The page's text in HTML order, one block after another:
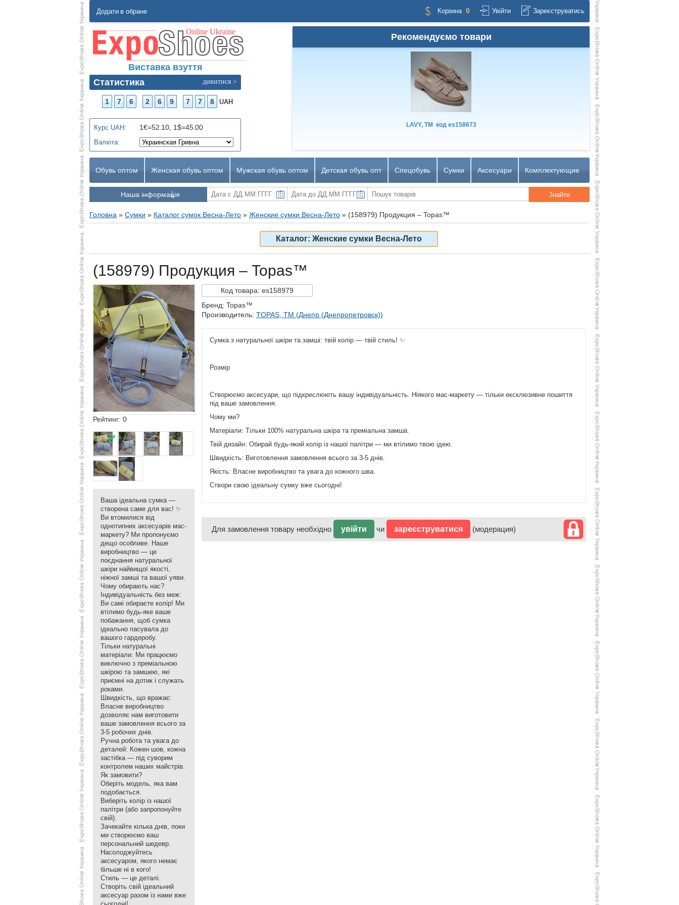
Додати в обране Корзина 0 Увійти Зареєструватись
Виставка взуття
Статистика
дивитися >
1 7 6 2 6 9 7 7 8 UAH
Курс UAH: 1€=52.10, 1$=45.00
Валюта:
Рекомендуємо товари
LAVY, TM кодes158673
Обувь оптом Женская обувь оптом Мужская обувь оптом Детская обувь опт Спецобувь Сумки Аксесуари Комплектующие
Наша інформація
Головна » Сумки » Каталог сумок Весна-Лето » Женские сумки Весна-Лето » (158979) Продукция – Topas™
Каталог: Женские сумки Весна-Лето
(158979) Продукция – Topas™
Рейтинг: 0
​Ваша ідеальна сумка —
створена саме для вас! ✨
​Ви втомилися від
однотипних аксесуарів мас-
маркету? Ми пропонуємо
дещо особливе. Наше
виробництво — це
поєднання натуральної
шкіри найвищої якості,
ніжної замші та вашої уяви.
​Чому обирають нас?
​Індивідуальність без меж:
Ви самі обираєте колір! Ми
втілимо будь-яке ваше
побажання, щоб сумка
ідеально пасувала до
вашого гардеробу.
​Тільки натуральні
матеріали: Ми працюємо
виключно з преміальною
шкірою та замшею, які
приємні на дотик і служать
роками.
​Швидкість, що вражає:
Власне виробництво
дозволяє нам виготовити
ваше замовлення всього за
3-5 робочих днів.
​Ручна робота та увага до
деталей: Кожен шов, кожна
застібка — під суворим
контролем наших майстрів.
​Як замовити?
​Оберіть модель, яка вам
подобається.
​Виберіть колір із нашої
палітри (або запропонуйте
свій).
​Зачекайте кілька днів, поки
ми створюємо ваш
персональний шедевр.
​Насолоджуйтесь
аксесуаром, якого немає
більше ні в кого!
​Стиль — це деталі.
Створіть свій ідеальний
аксесуар разом із нами вже
Кодтовара: es158979
Бренд: Topas™
Производитель: TOPAS, TM (Днепр (Днепропетровск))
​Сумка з натуральної шкіри та замші: твій колір — твій стиль! ✨
Розмір
​Створюємо аксесуари, що підкреслюють вашу індивідуальність. Ніякого мас-маркету — тільки ексклюзивне пошиття
під ваше замовлення.
​Чому ми?
​Матеріали: Тільки 100% натуральна шкіра та преміальна замша.
​Твій дизайн: Обирай будь-який колір із нашої палітри — ми втілимо твою ідею.
​Швидкість: Виготовлення замовлення всього за 3-5 днів.
​Якість: Власне виробництво та увага до кожного шва.
​Створи свою ідеальну сумку вже сьогодні!
Для замовлення товару необхідно увійти чи зареєструватися (модерация)